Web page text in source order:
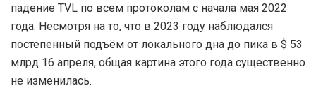
падение TVL по всем протоколам с начала мая 2022
года. Несмотря на то, что в 2023 году наблюдался
постепенный подъём от локального дна до пика в $ 53
млрд 16 апреля, общая картина этого года существенно
не изменилась.